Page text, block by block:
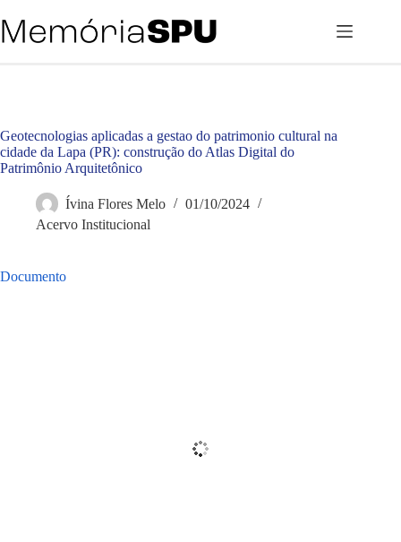
para
o
Geotecnologias aplicadas a gestao do patrimonio cultural na
cidade da Lapa (PR): construção do Atlas Digital do
Patrimônio Arquitetônico
Ívina Flores Melo
01/10/2024
Acervo Institucional
Documento